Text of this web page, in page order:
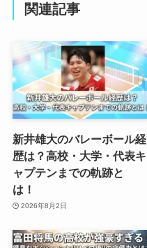
関連記事
新井雄大のバレーボール経
歴は？高校・大学・代表キ
ャプテンまでの軌跡と
は！
2026年8月2日